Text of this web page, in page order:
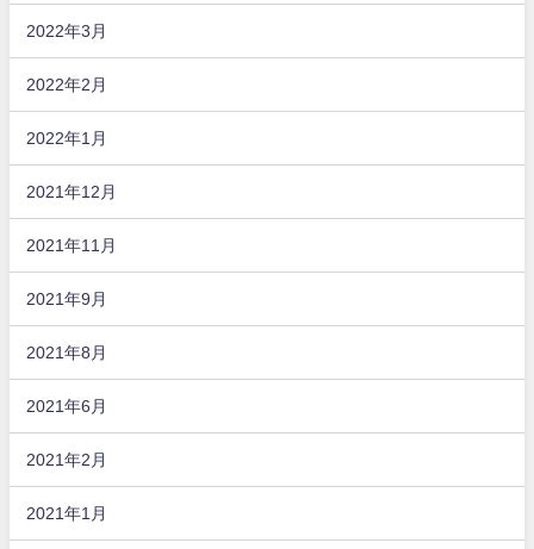
2022年3月
2022年2月
2022年1月
2021年12月
2021年11月
2021年9月
2021年8月
2021年6月
2021年2月
2021年1月